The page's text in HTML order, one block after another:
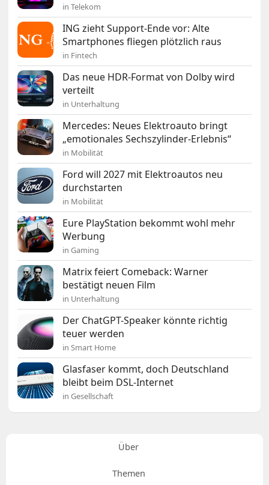
in Telekom
ING zieht Support-Ende vor: Alte
Smartphones fliegen plötzlich raus
in Fintech
Das neue HDR-Format von Dolby wird
verteilt
in Unterhaltung
Mercedes: Neues Elektroauto bringt
„emotionales Sechszylinder-Erlebnis“
in Mobilität
Ford will 2027 mit Elektroautos neu
durchstarten
in Mobilität
Eure PlayStation bekommt wohl mehr
Werbung
in Gaming
Matrix feiert Comeback: Warner
bestätigt neuen Film
in Unterhaltung
Der ChatGPT-Speaker könnte richtig
teuer werden
in Smart Home
Glasfaser kommt, doch Deutschland
bleibt beim DSL-Internet
in Gesellschaft
Über
Themen